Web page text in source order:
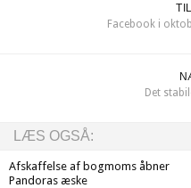
Facebook i
Det
LÆS OGSÅ:
Afskaffelse af bogmoms åbner
Pandoras æske